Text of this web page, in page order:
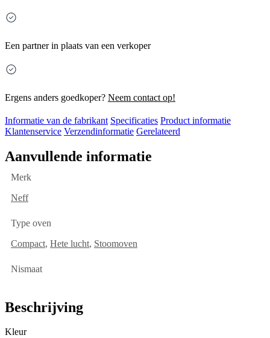
Een partner in plaats van een verkoper
Ergens anders goedkoper? Neem contact op!
Informatie van de fabrikant Specificaties Product informatie
Klantenservice Verzendinformatie Gerelateerd
Aanvullende informatie
Merk
Neff
Type oven
Compact, Hete lucht, Stoomoven
Nismaat
Beschrijving
Kleur